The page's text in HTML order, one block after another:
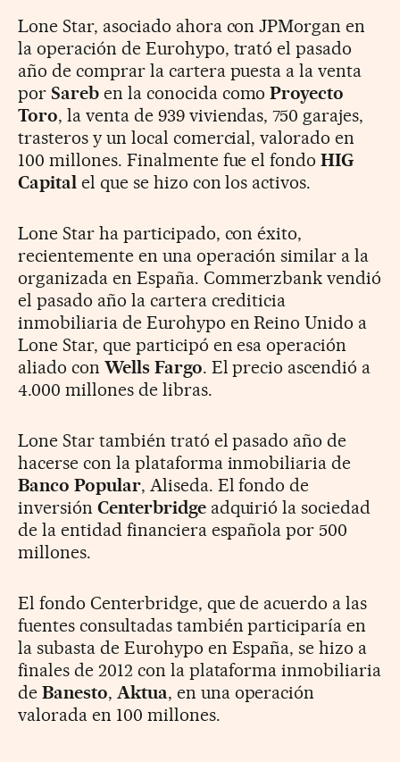
Lone Star, asociado ahora con JPMorgan en
la operación de Eurohypo, trató el pasado
año de comprar la cartera puesta a la venta
por Sareben la conocida comoProyecto
Toro, la venta de 939 viviendas, 750 garajes,
trasteros y un local comercial, valorado en
100 millones. Finalmente fue el fondo HIG
Capital el que se hizo con los activos.
Lone Star ha participado, con éxito,
recientemente en una operación similar a la
organizada en España. Commerzbank vendió
el pasado año la cartera crediticia
inmobiliaria de Eurohypo en Reino Unido a
Lone Star, que participó en esa operación
aliado con Wells Fargo. El precio ascendió a
4.000 millones de libras.
Lone Star también trató el pasado año de
hacerse con la plataforma inmobiliaria de
Banco Popular, Aliseda. El fondo de
inversión Centerbridgeadquirió la sociedad
de la entidad financiera española por 500
millones.
El fondo Centerbridge, que de acuerdo a las
fuentes consultadas también participaría en
la subasta de Eurohypo en España, se hizo a
finales de 2012 con la plataforma inmobiliaria
de Banesto, Aktua, en una operación
valorada en 100 millones.